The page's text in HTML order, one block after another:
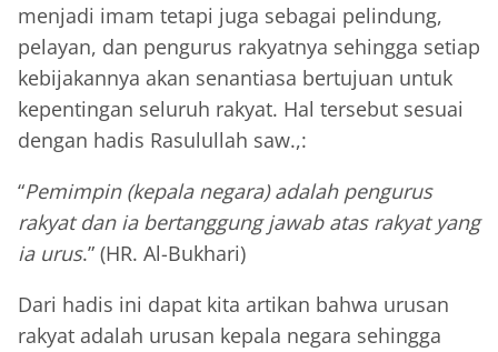
menjadi imam tetapi juga sebagai pelindung,
pelayan, dan pengurus rakyatnya sehingga setiap
kebijakannya akan senantiasa bertujuan untuk
kepentingan seluruh rakyat. Hal tersebut sesuai
dengan hadis Rasulullah saw.,:
“Pemimpin (kepala negara) adalah pengurus
rakyat dan ia bertanggung jawab atas rakyat yang
ia urus.” (HR. Al-Bukhari)
Dari hadis ini dapat kita artikan bahwa urusan
rakyat adalah urusan kepala negara sehingga